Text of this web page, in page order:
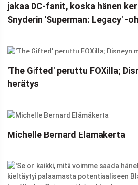
jakaa DC-fanit, koska hänen
Snyderin 'Superman: Legacy' -
'The Gifted' peruttu FOXilla;
herätys
Michelle Bernard Elämäkerta